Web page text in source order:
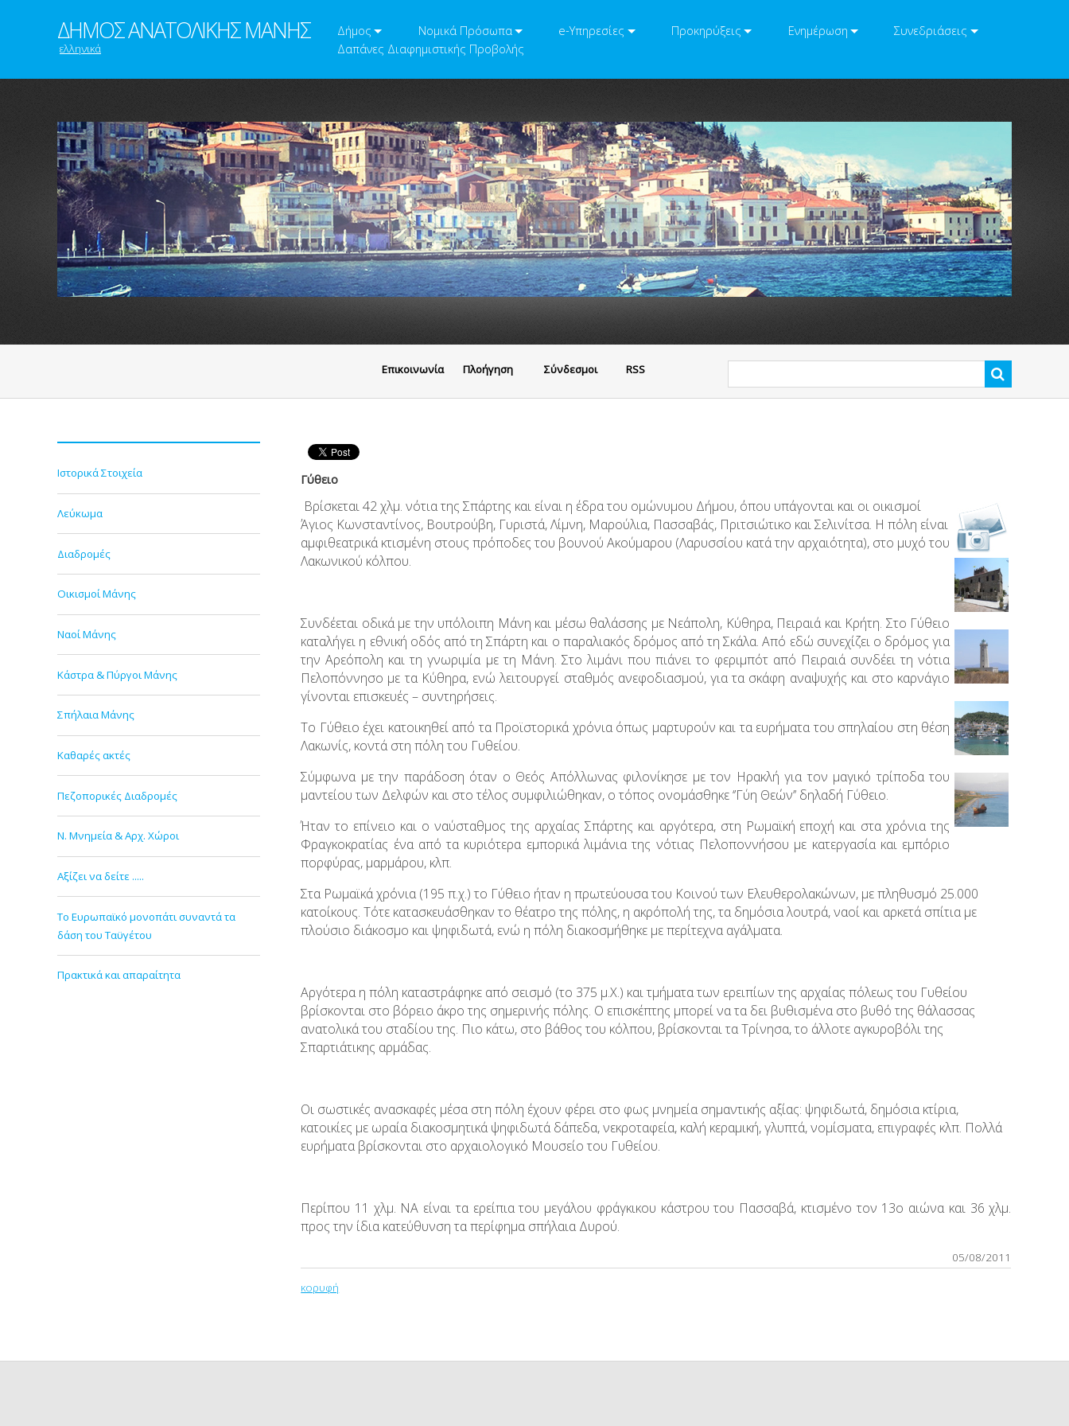
ΔΗΜΟΣ ΑΝΑΤΟΛΙΚΗΣ ΜΑΝΗΣ
ελληνικά
Δήμος Νομικά Πρόσωπα e-Υπηρεσίες Προκηρύξεις Ενημέρωση
Συνεδριάσεις
Δαπάνες Διαφημιστικής Προβολής
Eπικοινωνία Πλοήγηση Σύνδεσμοι RSS
Ιστορικά Στοιχεία
Λεύκωμα
Διαδρομές
Οικισμοί Μάνης
Ναοί Μάνης
Κάστρα & Πύργοι Μάνης
Σπήλαια Μάνης
Καθαρές ακτές
Πεζοπορικές Διαδρομές
Ν. Μνημεία & Αρχ. Χώροι
Αξίζει να δείτε .....
Το Ευρωπαϊκό μονοπάτι συναντά τα
δάση του Ταϋγέτου
Πρακτικά και απαραίτητα
Γύθειο
Βρίσκεται 42 χλμ. νότια της Σπάρτης και είναι η έδρα του ομώνυμου Δήμου, όπου υπάγονται και οι οικισμοί
Άγιος Κωνσταντίνος, Βουτρούβη, Γυριστά, Λίμνη, Μαρούλια, Πασσαβάς, Πριτσιώτικο και Σελινίτσα. Η πόλη είναι
αμφιθεατρικά κτισμένη στους πρόποδες του βουνού Ακούμαρου (Λαρυσσίου κατά την αρχαιότητα), στο μυχό του
Λακωνικού κόλπου.
Συνδέεται οδικά με την υπόλοιπη Μάνη και μέσω θαλάσσης με Νεάπολη, Κύθηρα, Πειραιά και Κρήτη. Στο Γύθειο
καταλήγει η εθνική οδός από τη Σπάρτη και ο παραλιακός δρόμος από τη Σκάλα. Από εδώ συνεχίζει ο δρόμος για
την Αρεόπολη και τη γνωριμία με τη Μάνη. Στο λιμάνι που πιάνει το φεριμπότ από Πειραιά συνδέει τη νότια
Πελοπόννησο με τα Κύθηρα, ενώ λειτουργεί σταθμός ανεφοδιασμού, για τα σκάφη αναψυχής και στο καρνάγιο
γίνονται επισκευές – συντηρήσεις.
Το Γύθειο έχει κατοικηθεί από τα Προϊστορικά χρόνια όπως μαρτυρούν και τα ευρήματα του σπηλαίου στη θέση
Λακωνίς, κοντά στη πόλη του Γυθείου.
Σύμφωνα με την παράδοση όταν ο Θεός Απόλλωνας φιλονίκησε με τον Ηρακλή για τον μαγικό τρίποδα του
μαντείου των Δελφών και στο τέλος συμφιλιώθηκαν, ο τόπος ονομάσθηκε ‘’Γύη Θεών’’ δηλαδή Γύθειο.
Ήταν το επίνειο και ο ναύσταθμος της αρχαίας Σπάρτης και αργότερα, στη Ρωμαϊκή εποχή και στα χρόνια της
Φραγκοκρατίας ένα από τα κυριότερα εμπορικά λιμάνια της νότιας Πελοποννήσου με κατεργασία και εμπόριο
πορφύρας, μαρμάρου, κλπ.
Στα Ρωμαϊκά χρόνια (195 π.χ.) το Γύθειο ήταν η πρωτεύουσα του Κοινού των Ελευθερολακώνων, με πληθυσμό 25.000
κατοίκους. Τότε κατασκευάσθηκαν το θέατρο της πόλης, η ακρόπολή της, τα δημόσια λουτρά, ναοί και αρκετά σπίτια με
πλούσιο διάκοσμο και ψηφιδωτά, ενώ η πόλη διακοσμήθηκε με περίτεχνα αγάλματα.
Αργότερα η πόλη καταστράφηκε από σεισμό (το 375 μ.X.) και τμήματα των ερειπίων της αρχαίας πόλεως του Γυθείου
βρίσκονται στο βόρειο άκρο της σημερινής πόλης. Ο επισκέπτης μπορεί να τα δει βυθισμένα στο βυθό της θάλασσας
ανατολικά του σταδίου της. Πιο κάτω, στο βάθος του κόλπου, βρίσκονται τα Τρίνησα, το άλλοτε αγκυροβόλι της
Σπαρτιάτικης αρμάδας.
Οι σωστικές ανασκαφές μέσα στη πόλη έχουν φέρει στο φως μνημεία σημαντικής αξίας: ψηφιδωτά, δημόσια κτίρια,
κατοικίες με ωραία διακοσμητικά ψηφιδωτά δάπεδα, νεκροταφεία, καλή κεραμική, γλυπτά, νομίσματα, επιγραφές κλπ. Πολλά
ευρήματα βρίσκονται στο αρχαιολογικό Μουσείο του Γυθείου.
Περίπου 11 χλμ. ΝΑ είναι τα ερείπια του μεγάλου φράγκικου κάστρου του Πασσαβά, κτισμένο τον 13ο αιώνα και 36 χλμ.
προς την ίδια κατεύθυνση τα περίφημα σπήλαια Δυρού.
05/08/2011
κορυφή